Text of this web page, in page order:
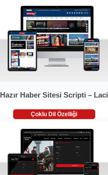
Hazır Haber Sitesi Scripti – Laci
Çoklu Dil Özelliği